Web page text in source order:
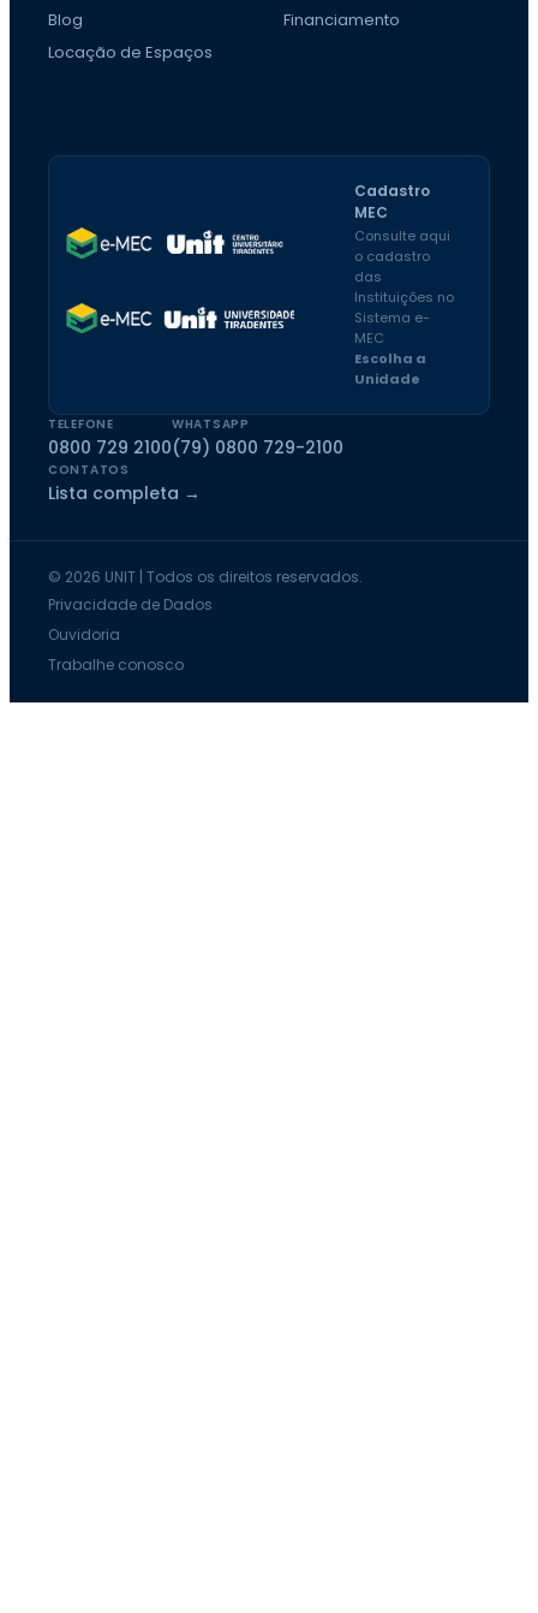
Blog
Locação de Espaços
Financiamento
Cadastro
MEC
Consulte aqui
o cadastro
das
Instituições no
Sistema e-
MEC
Escolha a
Unidade
TELEFONE
0800 729 2100
WHATSAPP
(79) 0800 729-2100
CONTATOS
Lista completa →
© 2026 UNIT | Todos os direitos reservados.
Privacidade de Dados
Ouvidoria
Trabalhe conosco